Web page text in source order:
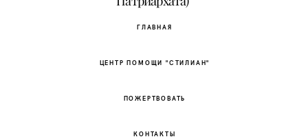
ГЛАВНАЯ
ЦЕНТР ПОМОЩИ "СТИЛИАН"
ПОЖЕРТВОВАТЬ
КОНТАКТЫ